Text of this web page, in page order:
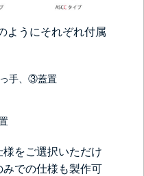
ようにそれぞれ付属
手、③蓋置
をご選択いただけ
での仕様も製作可